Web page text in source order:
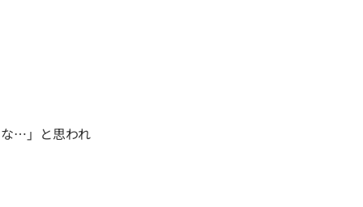
な…」と思われ